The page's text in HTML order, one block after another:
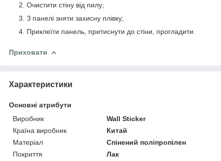
Очистити стіну від пилу;
З панелі зняти захисну плівку;
Приклеїти панель, притиснути до стіни, прогладити.
Приховати
Характеристики
Основні атрибути
Виробник
Wall Sticker
Країна виробник
Китай
Матеріал
Спінений поліпропілен
Покриття
Лак